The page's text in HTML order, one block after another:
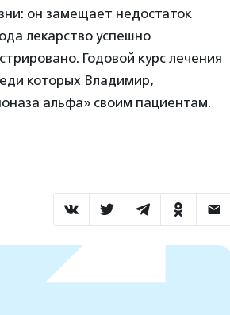
он замещает недостаток
лекарство успешно
Годовой курс лечения
которых Владимир,
альфа» своим пациентам.